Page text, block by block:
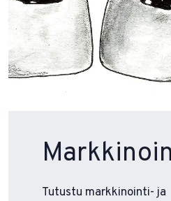
Tutustu markkinointi- ja